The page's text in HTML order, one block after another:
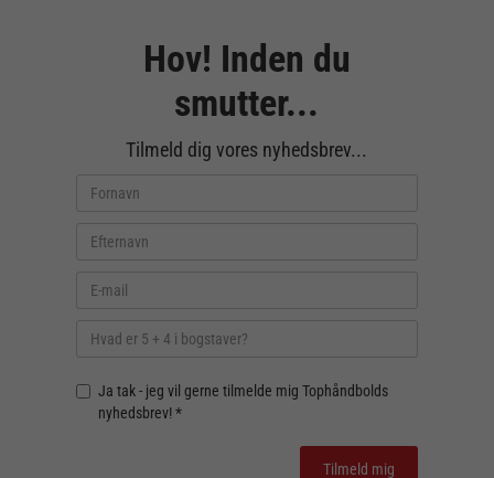
Hov! Inden du
smutter...
Tilmeld dig vores nyhedsbrev...
Ja tak - jeg vil gerne tilmelde mig Tophåndbolds
nyhedsbrev! *